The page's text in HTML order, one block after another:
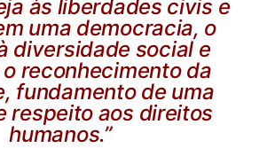
às liberdades civis e
uma democracia, o
diversidade social e
reconhecimento da
fundamento de uma
respeito aos direitos
humanos.”